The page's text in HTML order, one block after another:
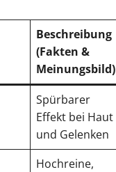
Beschreibung
(Fakten &
Meinungsbild)
Spürbarer
Effekt bei Haut
und Gelenken
Hochreine,